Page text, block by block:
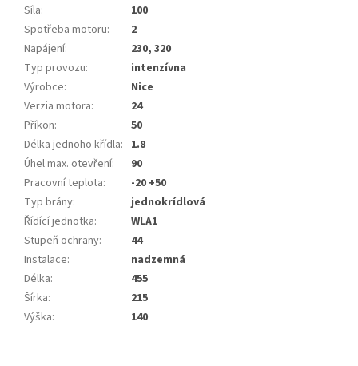
Síla:
100
Spotřeba motoru:
2
Napájení:
230, 320
Typ provozu:
intenzívna
Výrobce:
Nice
Verzia motora:
24
Příkon:
50
Délka jednoho křídla: 1.8
Úhel max. otevření:
90
Pracovní teplota:
-20 +50
Typ brány:
jednokrídlová
Řídící jednotka:
WLA1
Stupeň ochrany:
44
Instalace:
nadzemná
Délka:
455
Šírka:
215
Výška: 140